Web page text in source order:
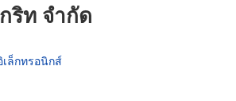
ริท จำกัด
ล็กทรอนิกส์